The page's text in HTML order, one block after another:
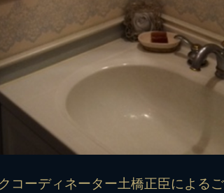
コーディネーター土橋正臣による